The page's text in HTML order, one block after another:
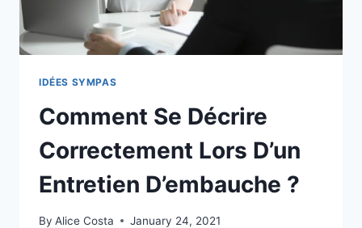
IDÉES SYMPAS
Comment Se Décrire
Correctement Lors D’un
Entretien D’embauche ?
By Alice Costa January 24, 2021